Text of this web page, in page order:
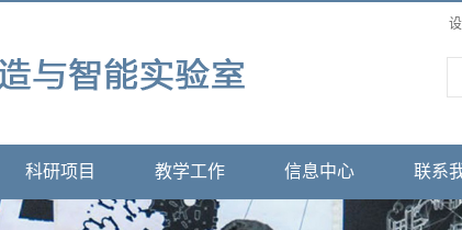
科研项目 教学工作 信息中心 联系